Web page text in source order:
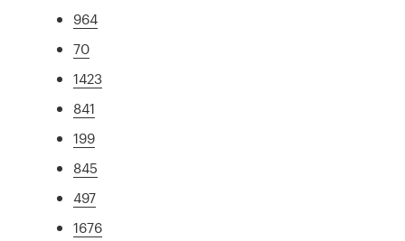
964
70
1423
841
199
845
497
1676